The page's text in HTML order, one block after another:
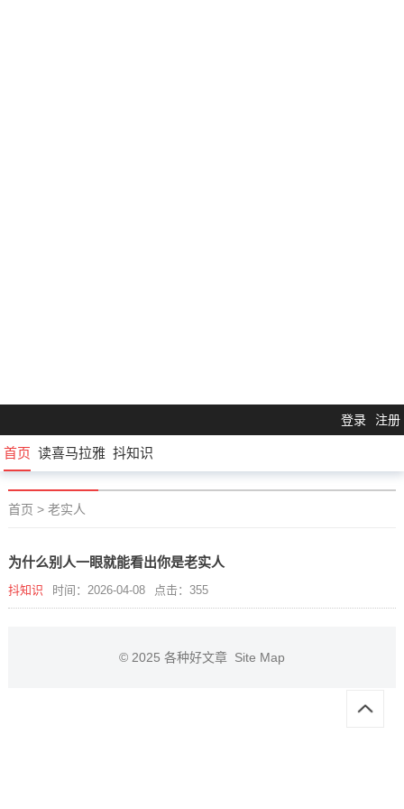
登录 注册
首页 读喜马拉雅 抖知识
首页 > 老实人
为什么别人一眼就能看出你是老实人
抖知识 时间：2026-04-08 点击：355
© 2025 各种好文章 Site Map